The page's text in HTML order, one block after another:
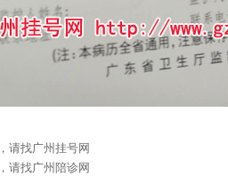
请找广州挂号网
请找广州陪诊网